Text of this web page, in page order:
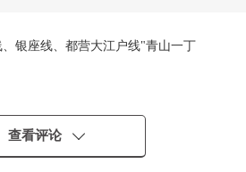
银座线、都营大江户线"青山一丁
平米中，66.05平米是供公众使用的
查看评论